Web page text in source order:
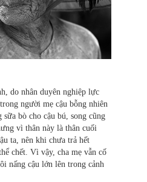
do nhân duyên nghiệp lực
người mẹ cậu bỗng nhiên
bò cho cậu bú, song cũng
vì thân này là thân cuối
ta, nên khi chưa trả hết
chết. Vì vậy, cha mẹ vẫn cố
nấng cậu lớn lên trong cảnh